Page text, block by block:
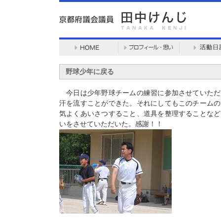
野球少年に戻る
今日は少年野球チームの練習に参加させていた
汗を流すことができた。それにしてもこのチーム
気よくあいさつすること、道具を整理することな
いをさせていただいた。感謝！！